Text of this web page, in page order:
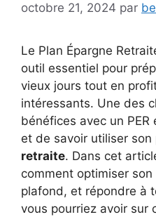
octobre 21, 2024 par
Le Plan Épargne
outil essentiel pour
vieux jours tout en
intéressants. Une des
bénéfices avec un
et de savoir utiliser son
retraite. Dans cet
comment optimiser son
plafond, et répondre à
vous pourriez avoir sur